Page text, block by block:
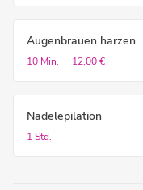
Augenbrauen harzen
10 Min. 12,00 €
Nadelepilation
1 Std.